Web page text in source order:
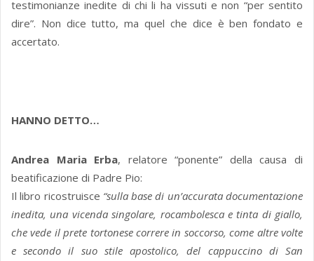
testimonianze inedite di chi li ha vissuti e non “per sentito
dire”. Non dice tutto, ma quel che dice è ben fondato e
accertato.
HANNO DETTO…
Andrea Maria Erba, relatore “ponente” della causa di
beatificazione di Padre Pio:
Il libro ricostruisce “sulla base di un’accurata documentazione
inedita, una vicenda singolare, rocambolesca e tinta di giallo,
che vede il prete tortonese correre in soccorso, come altre volte
e secondo il suo stile apostolico, del cappuccino di San